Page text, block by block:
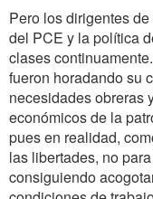
Pero los dirigentes
del PCE y la política
clases
fueron horadando su
necesidades obreras
económicos de la
pues en realidad,
las libertades, no
consiguiendo